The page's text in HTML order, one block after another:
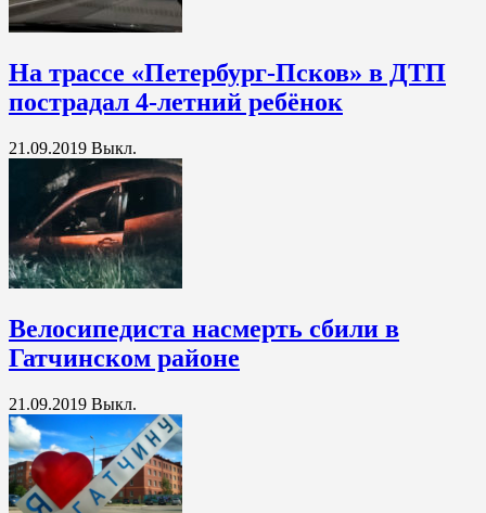
На трассе «Петербург-Псков» в ДТП
пострадал 4-летний ребёнок
21.09.2019 Выкл.
Велосипедиста насмерть сбили в
Гатчинском районе
21.09.2019 Выкл.